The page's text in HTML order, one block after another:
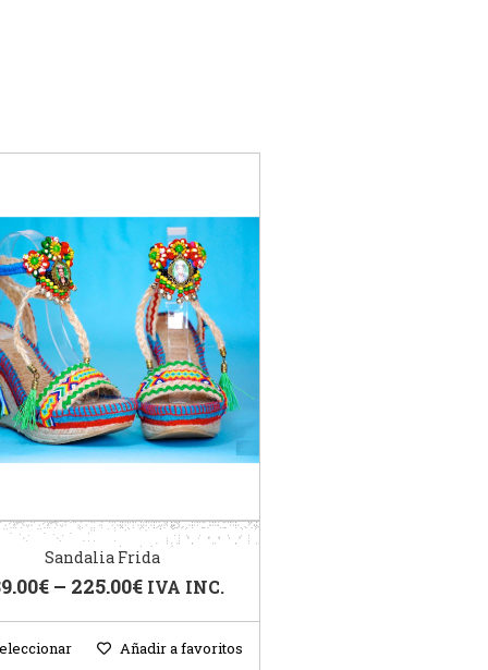
Sandalia Frida
€– 225.00€ IVA INC.
Añadir a favoritos